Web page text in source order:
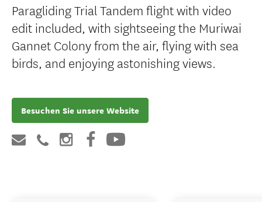
Paragliding Trial Tandem flight with video
edit included, with sightseeing the Muriwai
Gannet Colony from the air, flying with sea
birds, and enjoying astonishing views.
Besuchen Sie unsere Website